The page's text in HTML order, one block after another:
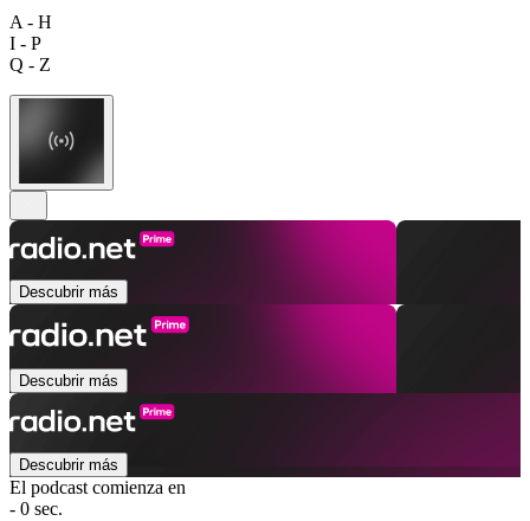
A - H
I - P
Q - Z
Descubrir más
Descubrir más
Descubrir más
El podcast comienza en
- 0 sec.